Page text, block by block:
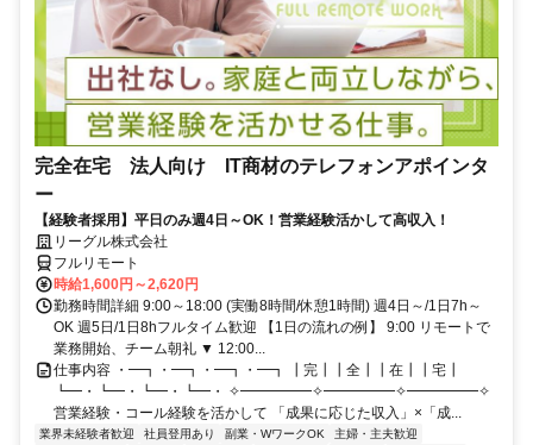
完全在宅 法人向け IT商材のテレフォンアポインタ
ー
【経験者採用】平日のみ週4日～OK！営業経験活かして高収入！
リーグル株式会社
フルリモート
時給1,600円～2,620円
勤務時間詳細 9:00～18:00 (実働8時間/休憩1時間) 週4日～/1日7h～
OK 週5日/1日8hフルタイム歓迎 【1日の流れの例】 9:00 リモートで
業務開始、チーム朝礼 ▼ 12:00...
仕事内容 ・━┓・━┓・━┓・━┓ ┃完┃┃全┃┃在┃┃宅┃
┗━・┗━・┗━・┗━・ ✧━━━━━✧━━━━━✧━━━━━✧
営業経験・コール経験を活かして 「成果に応じた収入」×「成...
業界未経験者歓迎 社員登用あり 副業・WワークOK 主婦・主夫歓迎